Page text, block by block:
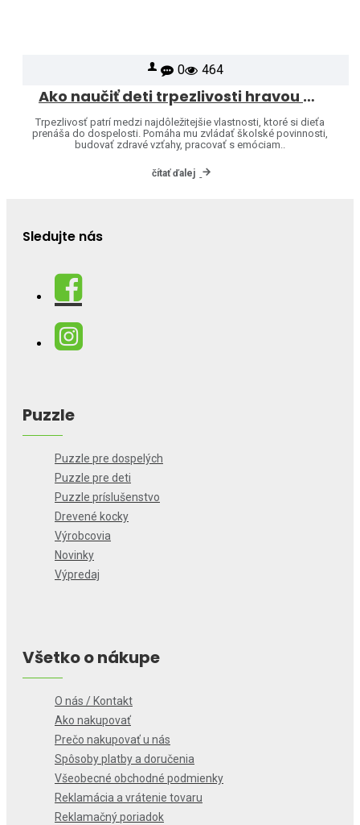
0 464
Ako naučiť deti trpezlivosti hravou formou
Trpezlivosť patrí medzi najdôležitejšie vlastnosti, ktoré si dieťa
prenáša do dospelosti. Pomáha mu zvládať školské povinnosti,
budovať zdravé vzťahy, pracovať s emóciam..
čítať ďalej
Sledujte nás
Puzzle
Puzzle pre dospelých
Puzzle pre deti
Puzzle príslušenstvo
Drevené kocky
Výrobcovia
Novinky
Výpredaj
Všetko o nákupe
O nás / Kontakt
Ako nakupovať
Prečo nakupovať u nás
Spôsoby platby a doručenia
Všeobecné obchodné podmienky
Reklamácia a vrátenie tovaru
Reklamačný poriadok